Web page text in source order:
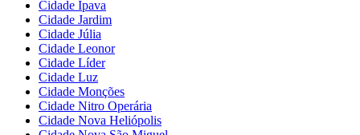
Cidade Ipava
Cidade Jardim
Cidade Júlia
Cidade Leonor
Cidade Líder
Cidade Luz
Cidade Monções
Cidade Nitro Operária
Cidade Nova Heliópolis